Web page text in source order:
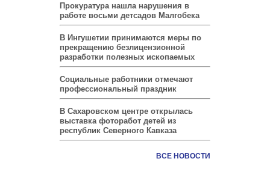
Прокуратура нашла нарушения в
работе восьми детсадов Малгобека
В Ингушетии принимаются меры по
прекращению безлицензионной
разработки полезных ископаемых
Социальные работники отмечают
профессиональный праздник
В Сахаровском центре открылась
выставка фоторабот детей из
республик Северного Кавказа
ВСЕ НОВОСТИ